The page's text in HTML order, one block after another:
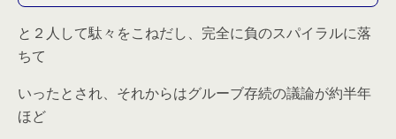
と２人して駄々をこねだし、完全に負のスパイラルに落
ちて
いったとされ、それからはグルーブ存続の議論が約半年
ほど